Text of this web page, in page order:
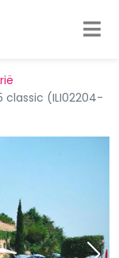
classic (ILI02204-